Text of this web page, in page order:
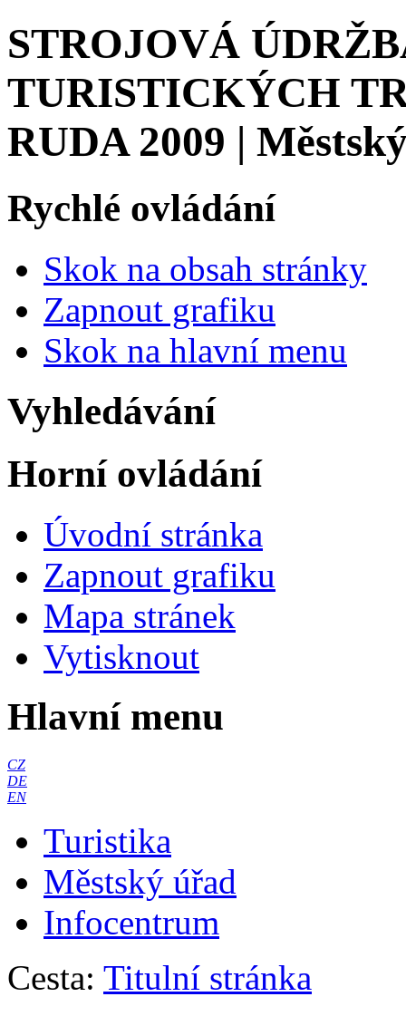
STROJOVÁ
TURISTICKÝCH
RUDA 2009 |
Rychlé ovládání
Skok na obsah stránky
Zapnout grafiku
Skok na hlavní menu
Vyhledávání
Horní ovládání
Úvodní stránka
Zapnout grafiku
Mapa stránek
Vytisknout
Hlavní menu
CZ
DE
EN
Turistika
Městský úřad
Infocentrum
Cesta: Titulní stránka